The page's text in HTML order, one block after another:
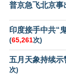
普京急飞北京事
印度接手中共“
(65,261次)
五月天象持续
次)